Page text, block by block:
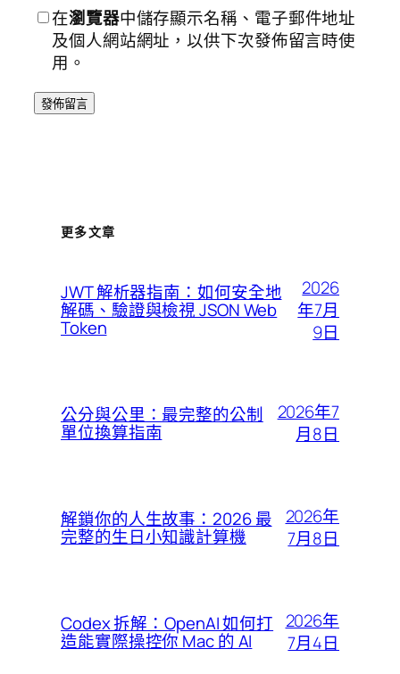
在瀏覽器中儲存顯示名稱、電子郵件地址
及個人網站網址，以供下次發佈留言時使
用。
更多文章
JWT 解析器指南：如何安全地
解碼、驗證與檢視 JSON Web
Token
2026
年7月
9日
公分與公里：最完整的公制
單位換算指南
2026年7
月8日
解鎖你的人生故事：2026 最
完整的生日小知識計算機
2026年
7月8日
Codex 拆解：OpenAI 如何打
造能實際操控你 Mac 的 AI
2026年
7月4日